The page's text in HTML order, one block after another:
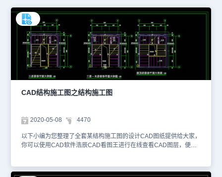
CAD结构施工图之结构施工图
2020-05-08 4470
以下小编为您整理了全套某结构施工图的设计CAD图纸提供给大家，
你可以使用CAD软件浩辰CAD看图王进行在线查看CAD图层，便于
刚性柱脚加固方案 2、楼梯结构平面图 3、坡屋面层楼面结构布置